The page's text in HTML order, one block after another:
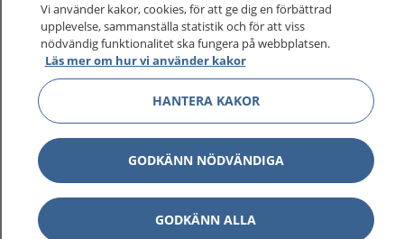
1177 tryggt om din hälsa och vård
På 1177.se får du råd om hälsa och information om
sjukdomar och vilka mottagningar du kan kontakta.
Logga in för att läsa din journal och göra dina
vårdärenden. Ring telefonnummer 1177 för
sjukvårdsrådgivning dygnet runt.
Vi använder kakor, cookies, för att ge dig en förbättrad
upplevelse, sammanställa statistik och för att viss
nödvändig funktionalitet ska fungera på webbplatsen.
Läs mer om hur vi använder kakor
HANTERA KAKOR
GODKÄNN NÖDVÄNDIGA
GODKÄNN ALLA